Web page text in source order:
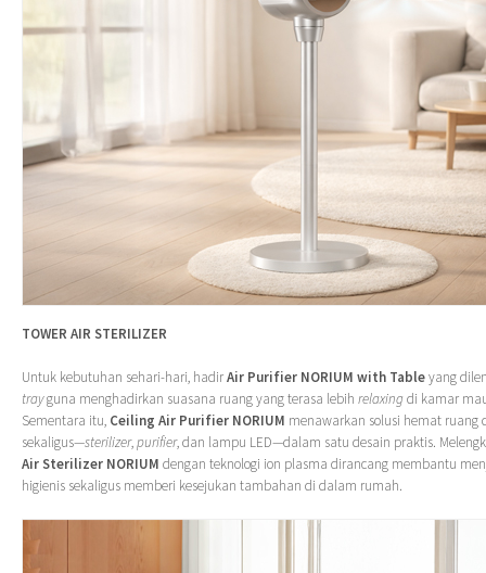
TOWER AIR STERILIZER
Untuk kebutuhan sehari-hari, hadirAir Purifier NORIUM with Tableyang
trayguna menghadirkan suasana ruang yang terasa lebih relaxingdi kamar
Sementara itu, Ceiling Air Purifier NORIUM menawarkan solusi hemat ruang
sekaligus—sterilizer,purifier, dan lampu LED—dalam satu desain praktis.
Air Sterilizer NORIUM dengan teknologi ion plasma dirancang membantu
higienis sekaligus memberi kesejukan tambahan di dalam rumah.